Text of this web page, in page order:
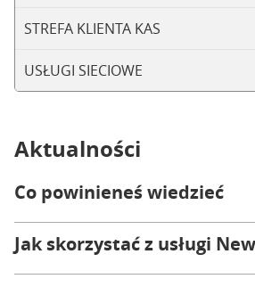
STREFA KLIENTA KAS
USŁUGI SIECIOWE
Aktualności
Co powinieneś wiedzieć
Jak skorzystać z usługi